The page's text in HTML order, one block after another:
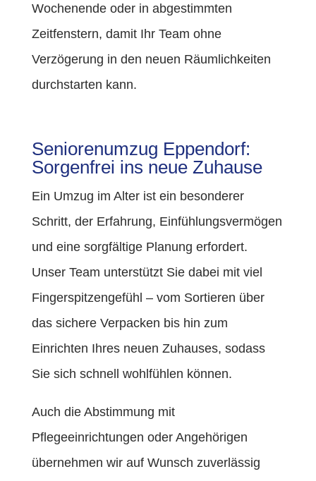
Wochenende oder in abgestimmten
Zeitfenstern, damit Ihr Team ohne
Verzögerung in den neuen Räumlichkeiten
durchstarten kann.
Seniorenumzug Eppendorf:
Sorgenfrei ins neue Zuhause
Ein Umzug im Alter ist ein besonderer
Schritt, der Erfahrung, Einfühlungsvermögen
und eine sorgfältige Planung erfordert.
Unser Team unterstützt Sie dabei mit viel
Fingerspitzengefühl – vom Sortieren über
das sichere Verpacken bis hin zum
Einrichten Ihres neuen Zuhauses, sodass
Sie sich schnell wohlfühlen können.
Auch die Abstimmung mit
Pflegeeinrichtungen oder Angehörigen
übernehmen wir auf Wunsch zuverlässig